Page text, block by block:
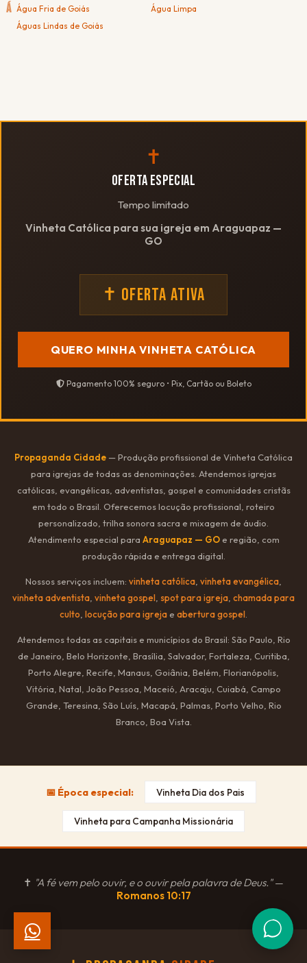
Á Água Fria de Goiás
Água Limpa
Águas Lindas de Goiás
✝
OFERTA ESPECIAL
Tempo limitado
Vinheta Católica para sua igreja em Araguapaz —
GO
✝ OFERTA ATIVA
QUERO MINHA VINHETA CATÓLICA
Pagamento 100% seguro • Pix, Cartão ou Boleto
Propaganda Cidade — Produção profissional de Vinheta Católica
para igrejas de todas as denominações. Atendemos igrejas
católicas, evangélicas, adventistas, gospel e comunidades cristãs
em todo o Brasil. Oferecemos locução profissional, roteiro
personalizado, trilha sonora sacra e mixagem de áudio.
Atendimento especial para Araguapaz — GOe região, com
produção rápida e entrega digital.
Nossos serviços incluem: vinheta católica vinheta evangélica
vinheta adventista vinheta gospel spot para igreja chamada para
culto locução para igreja e abertura gospel
Atendemos todas as capitais e municípios do Brasil: São Paulo, Rio
de Janeiro, Belo Horizonte, Brasília, Salvador, Fortaleza, Curitiba,
Porto Alegre, Recife, Manaus, Goiânia, Belém, Florianópolis,
Vitória, Natal, João Pessoa, Maceió, Aracaju, Cuiabá, Campo
Grande, Teresina, São Luís, Macapá, Palmas, Porto Velho, Rio
Branco, Boa Vista.
📅 Época especial: Vinheta Dia dos Pais
Vinheta para Campanha Missionária
✝ "A fé vem pelo ouvir, e o ouvir pela palavra de Deus."—
Romanos 10:17